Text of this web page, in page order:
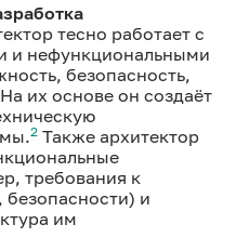
тесно работает с
и нефункциональными
безопасность,
их основе он создаёт
2 Также архитектор
требования к
безопасности) и
им